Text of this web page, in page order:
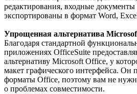
редактирования, входные
экспортированы в формат Word,
Упрощенная альтернатива
Благодаря стандартной
приложениях OfficeSuite
альтернативу Microsoft Office, у
макет графического интерфейса. Он
форматы Office, поэтому вам не
о проблемах совместимости.